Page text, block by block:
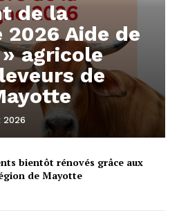
de la
2026 Aide de
agricole
de
2026
bientôt rénovés grâce aux
de Mayotte